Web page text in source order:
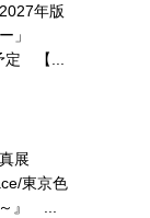
年版
ー」
定 【...
真展
東京色
～』 ...